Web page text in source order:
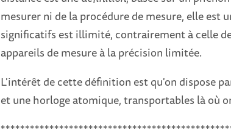
mesurer ni de la procédure de mesure, elle est
significatifs est illimité, contrairement à celle
appareils de mesure à la précision limitée.
L'intérêt de cette définition est qu'on dispose
et une horloge atomique, transportables là où